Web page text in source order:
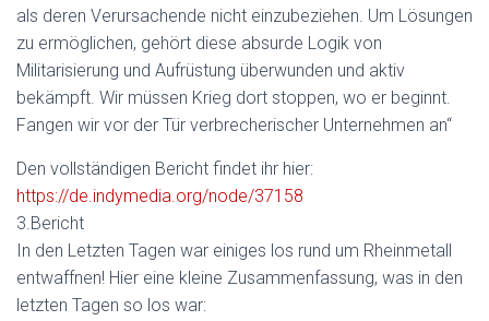
als deren Verursachende nicht einzubeziehen. Um Lösungen
zu ermöglichen, gehört diese absurde Logik von
Militarisierung und Aufrüstung überwunden und aktiv
bekämpft. Wir müssen Krieg dort stoppen, wo er beginnt.
Fangen wir vor der Tür verbrecherischer Unternehmen an“
Den vollständigen Bericht findet ihr hier:
https://de.indymedia.org/node/37158
3.Bericht
In den Letzten Tagen war einiges los rund um Rheinmetall
entwaffnen! Hier eine kleine Zusammenfassung, was in den
letzten Tagen so los war: